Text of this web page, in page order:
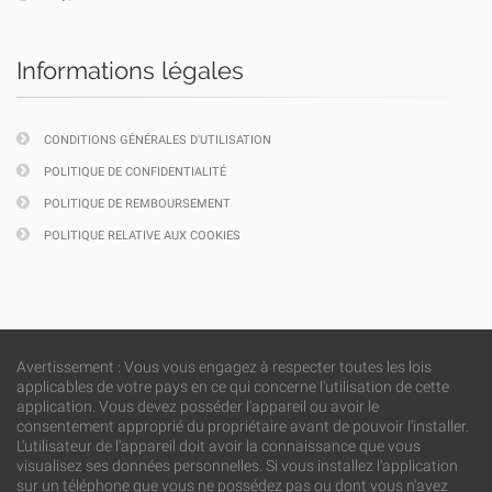
Informations légales
CONDITIONS GÉNÉRALES D'UTILISATION
POLITIQUE DE CONFIDENTIALITÉ
POLITIQUE DE REMBOURSEMENT
POLITIQUE RELATIVE AUX COOKIES
Avertissement : Vous vous engagez à respecter toutes les lois
applicables de votre pays en ce qui concerne l'utilisation de cette
application. Vous devez posséder l'appareil ou avoir le
consentement approprié du propriétaire avant de pouvoir l'installer.
L'utilisateur de l'appareil doit avoir la connaissance que vous
visualisez ses données personnelles. Si vous installez l'application
sur un téléphone que vous ne possédez pas ou dont vous n'avez